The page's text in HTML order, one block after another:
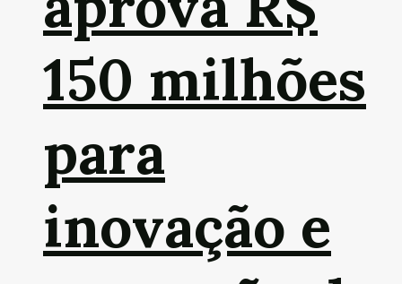
150 milhões
para
inovação e